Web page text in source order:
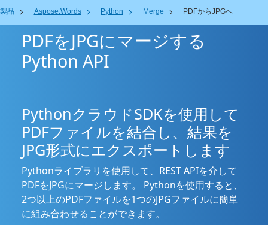
製品 Aspose.Words Python Merge PDFからJPGへ
PDFをJPGにマージする
Python API
PythonクラウドSDKを使用して
PDFファイルを結合し、結果を
JPG形式にエクスポートします
Pythonライブラリを使用して、REST APIを介して
PDFをJPGにマージします。 Pythonを使用すると、
2つ以上のPDFファイルを1つのJPGファイルに簡単
に組み合わせることができます。